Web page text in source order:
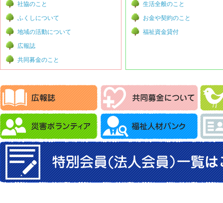
社協のこと
ふくしについて
地域の活動について
広報誌
共同募金のこと
生活全般のこと
お金や契約のこと
福祉資金貸付